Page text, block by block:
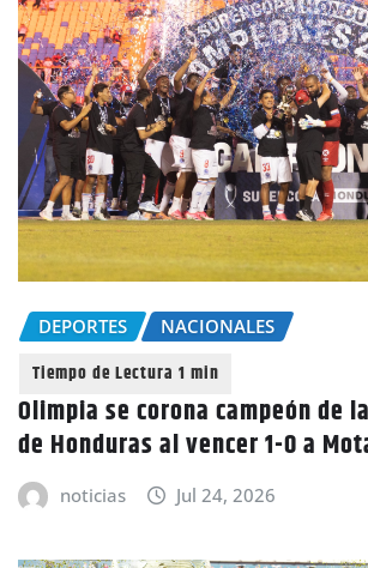
DEPORTES NACIONALES
Olimpia se corona campeón de
de Honduras al vencer 1-0 a
noticias Jul 24, 2026